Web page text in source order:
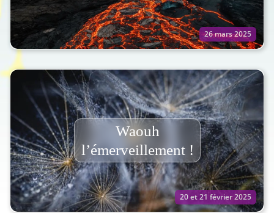
26 mars 2025
20 et 21 février 2025
Waouh
l’émerveillement !